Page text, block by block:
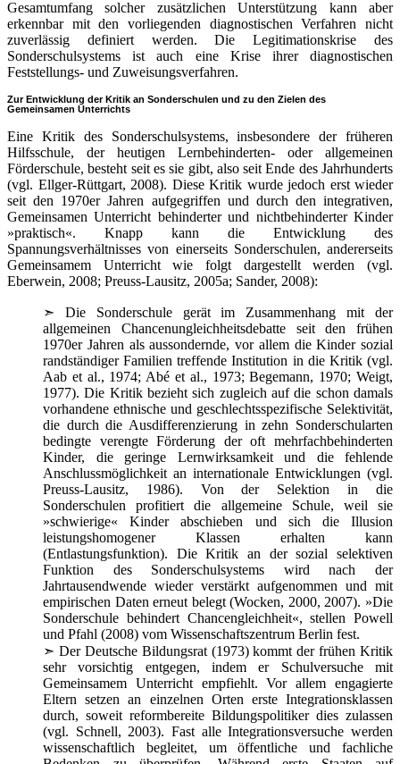
Gesamtumfang solcher zusätzlichen Unterstützung kann aber
erkennbar mit den vorliegenden diagnostischen Verfahren nicht
zuverlässig definiert werden. Die Legitimationskrise des
Sonderschulsystems ist auch eine Krise ihrer diagnostischen
Feststellungs- und Zuweisungsverfahren.
Zur Entwicklung der Kritik an Sonderschulen und zu den Zielen des
Gemeinsamen Unterrichts
Eine Kritik des Sonderschulsystems, insbesondere der früheren
Hilfsschule, der heutigen Lernbehinderten- oder allgemeinen
Förderschule, besteht seit es sie gibt, also seit Ende des Jahrhunderts
(vgl. Ellger-Rüttgart, 2008). Diese Kritik wurde jedoch erst wieder
seit den 1970er Jahren aufgegriffen und durch den integrativen,
Gemeinsamen Unterricht behinderter und nichtbehinderter Kinder
»praktisch«. Knapp kann die Entwicklung des
Spannungsverhältnisses von einerseits Sonderschulen, andererseits
Gemeinsamem Unterricht wie folgt dargestellt werden (vgl.
Eberwein, 2008; Preuss-Lausitz, 2005a; Sander, 2008):
➣ Die Sonderschule gerät im Zusammenhang mit der
allgemeinen Chancenungleichheitsdebatte seit den frühen
1970er Jahren als aussondernde, vor allem die Kinder sozial
randständiger Familien treffende Institution in die Kritik (vgl.
Aab et al., 1974; Abé et al., 1973; Begemann, 1970; Weigt,
1977). Die Kritik bezieht sich zugleich auf die schon damals
vorhandene ethnische und geschlechtsspezifische Selektivität,
die durch die Ausdifferenzierung in zehn Sonderschularten
bedingte verengte Förderung der oft mehrfachbehinderten
Kinder, die geringe Lernwirksamkeit und die fehlende
Anschlussmöglichkeit an internationale Entwicklungen (vgl.
Preuss-Lausitz, 1986). Von der Selektion in die
Sonderschulen profitiert die allgemeine Schule, weil sie
»schwierige« Kinder abschieben und sich die Illusion
leistungshomogener Klassen erhalten kann
(Entlastungsfunktion). Die Kritik an der sozial selektiven
Funktion des Sonderschulsystems wird nach der
Jahrtausendwende wieder verstärkt aufgenommen und mit
empirischen Daten erneut belegt (Wocken, 2000, 2007). »Die
Sonderschule behindert Chancengleichheit«, stellen Powell
und Pfahl (2008) vom Wissenschaftszentrum Berlin fest.
➣ Der Deutsche Bildungsrat (1973) kommt der frühen Kritik
sehr vorsichtig entgegen, indem er Schulversuche mit
Gemeinsamem Unterricht empfiehlt. Vor allem engagierte
Eltern setzen an einzelnen Orten erste Integrationsklassen
durch, soweit reformbereite Bildungspolitiker dies zulassen
(vgl. Schnell, 2003). Fast alle Integrationsversuche werden
wissenschaftlich begleitet, um öffentliche und fachliche